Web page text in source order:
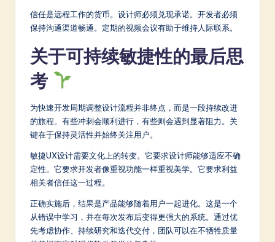
信任是远程工作的货币。设计师必须兑现承诺。开发者必须
保持沟通渠道畅通。定期的视频会议有助于维持人际联系。
关于可持续敏捷性的最后思
考
为快速开发周期调整设计流程并非终点，而是一段持续改进
的旅程。有些冲刺会顺利进行，有些则会遇到显著阻力。关
键在于保持灵活性并始终关注用户。
敏捷UX设计需要文化上的转变。它要求设计师能够适应不确
定性。它要求开发者像重视功能一样重视美学。它要求利益
相关者信任这一过程。
正确实施后，结果是产品能够随着用户一起进化。这是一个
从错误中学习，并在每次发布后变得更强大的系统。通过优
先考虑协作、持续研究和迭代交付，团队可以在不牺牲质量